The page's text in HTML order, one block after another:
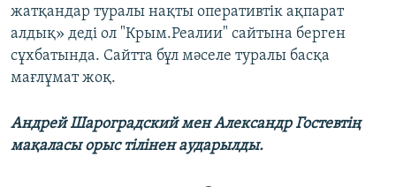
жатқандар туралы нақты оперативтік ақпарат
алдық» деді ол "Крым.Реалии" сайтына берген
сұхбатында. Сайтта бұл мәселе туралы басқа
мағлұмат жоқ.
Андрей Шароградский мен Александр Гостевтің
мақаласы орыс тілінен аударылды.